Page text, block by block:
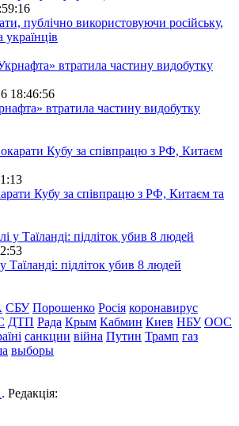
публічно використовуючи російську,
18:46:56
втратила частину видобутку
Кубу за співпрацю з РФ, Китаєм та
Таїланді: підліток убив 8 людей
СБУ Порошенко Росія коронавирус
ДТП Рада Крым Кабмин Киев НБУ ООС
санкции війна Путин Трамп газ
выборы
. Редакція: